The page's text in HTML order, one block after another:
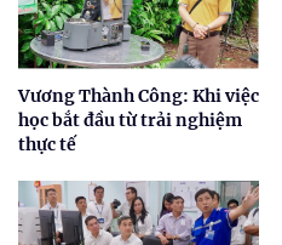
Vương Thành Công: Khi việc
học bắt đầu từ trải nghiệm
thực tế